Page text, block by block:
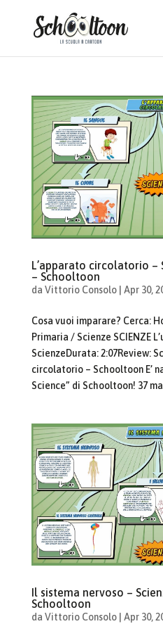
L’apparato circolatorio –
– Schooltoon
da Vittorio Consolo| Apr 30,
Cosa vuoi imparare? Cerca:
Primaria / Scienze SCIENZE
ScienzeDurata: 2:07Review:
circolatorio – Schooltoon E’
Science” di Schooltoon! 37
Il sistema nervoso –
Schooltoon
da Vittorio Consolo| Apr 30,